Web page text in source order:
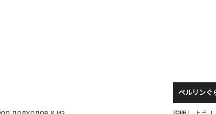
ベルリンぐ